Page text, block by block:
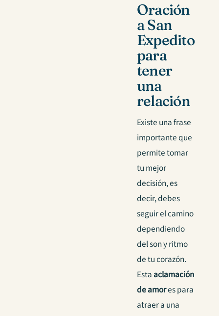
Oración
a San
Expedito
para
tener
una
relación
Existe una frase
importante que
permite tomar
tu mejor
decisión, es
decir, debes
seguir el camino
dependiendo
del son y ritmo
de tu corazón.
Esta aclamación
de amores para
atraer a una